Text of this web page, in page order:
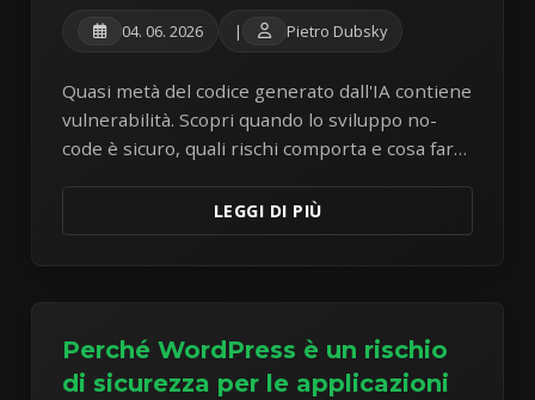
04. 06. 2026 | Pietro Dubsky
Quasi metà del codice generato dall'IA contiene
vulnerabilità. Scopri quando lo sviluppo no-
code è sicuro, quali rischi comporta e cosa fare
LEGGI DI PIÙ
Perché WordPress è un rischio
di sicurezza per le applicazioni